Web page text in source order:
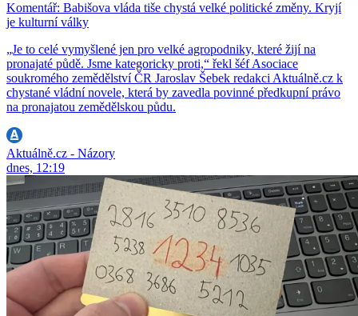
Komentář: Babišova vláda tiše chystá velké politické změny. Kryjí
je kulturní války
„Je to celé vymyšlené jen pro velké agropodniky, které žijí na
pronajaté půdě. Jsme kategoricky proti,“ řekl šéf Asociace
soukromého zemědělství ČR Jaroslav Šebek redakci Aktuálně.cz k
chystané vládní novele, která by zavedla povinné předkupní právo
na pronajatou zemědělskou půdu.
Aktuálně.cz - Názory
dnes, 12:19